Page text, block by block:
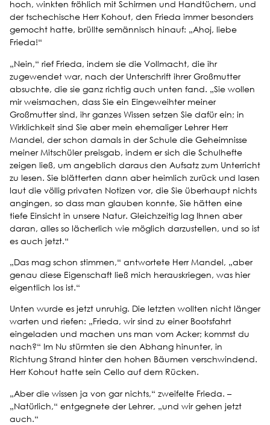
hoch, winkten fröhlich mit Schirmen und Handtüchern, und
der tschechische Herr Kohout, den Frieda immer besonders
gemocht hatte, brüllte semännisch hinauf: „Ahoj, liebe
Frieda!“
„Nein,“ rief Frieda, indem sie die Vollmacht, die ihr
zugewendet war, nach der Unterschrift ihrer Großmutter
absuchte, die sie ganz richtig auch unten fand. „Sie wollen
mir weismachen, dass Sie ein Eingeweihter meiner
Großmutter sind, ihr ganzes Wissen setzen Sie dafür ein; in
Wirklichkeit sind Sie aber mein ehemaliger Lehrer Herr
Mandel, der schon damals in der Schule die Geheimnisse
meiner Mitschüler preisgab, indem er sich die Schulhefte
zeigen ließ, um angeblich daraus den Aufsatz zum Unterricht
zu lesen. Sie blätterten dann aber heimlich zurück und lasen
laut die völlig privaten Notizen vor, die Sie überhaupt nichts
angingen, so dass man glauben konnte, Sie hätten eine
tiefe Einsicht in unsere Natur. Gleichzeitig lag Ihnen aber
daran, alles so lächerlich wie möglich darzustellen, und so ist
es auch jetzt.“
„Das mag schon stimmen,“ antwortete Herr Mandel, „aber
genau diese Eigenschaft ließ mich herauskriegen, was hier
eigentlich los ist.“
Unten wurde es jetzt unruhig. Die letzten wollten nicht länger
warten und riefen: „Frieda, wir sind zu einer Bootsfahrt
eingeladen und machen uns man vom Acker; kommst du
nach?“ Im Nu stürmten sie den Abhang hinunter, in
Richtung Strand hinter den hohen Bäumen verschwindend.
Herr Kohout hatte sein Cello auf dem Rücken.
„Aber die wissen ja von gar nichts,“ zweifelte Frieda. –
„Natürlich,“ entgegnete der Lehrer, „und wir gehen jetzt
auch.“